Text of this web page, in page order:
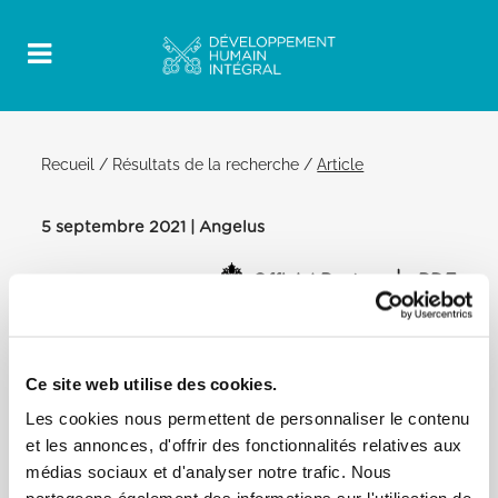
Ce site web utilise des cookies.
Les cookies nous permettent de personnaliser le contenu
et les annonces, d'offrir des fonctionnalités relatives aux
médias sociaux et d'analyser notre trafic. Nous
Recueil / Résultats de la recherche /Article
5 septembre 2021 | Angelus
PLACE SAINT-PIERRE
qui voit les Afghans chercher refuge, je prie pour
les plus vulnérables d’entre eux. Je prie pour que
de nombreux pays accueillent et protègent ceux